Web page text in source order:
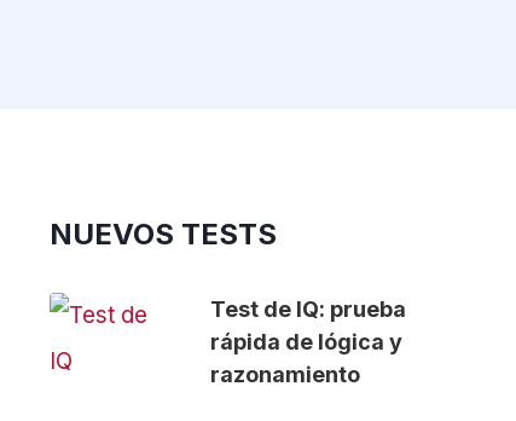
NUEVOS TESTS
Test de IQ: prueba
rápida de lógica y
razonamiento